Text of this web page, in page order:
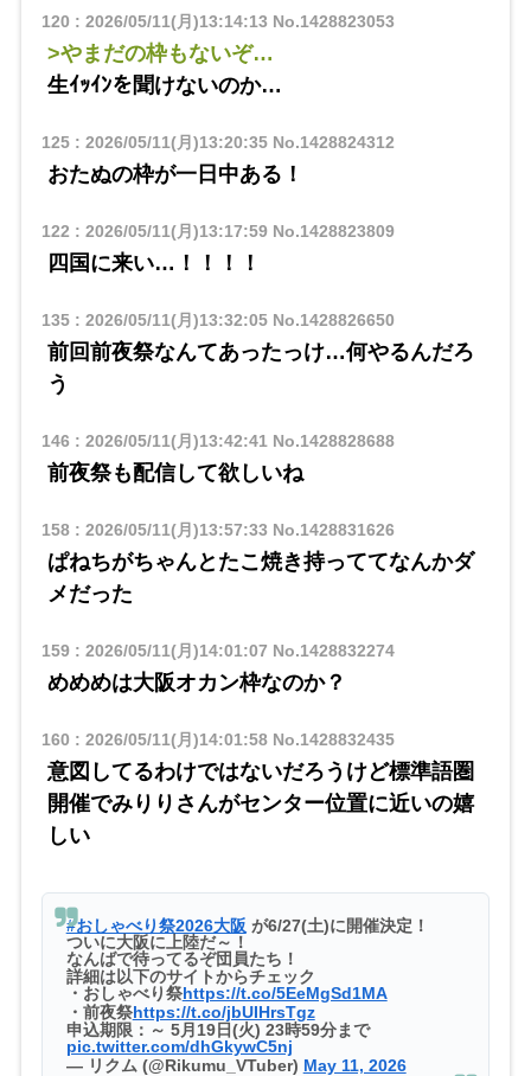
120 : 2026/05/11(月)13:14:13 No.1428823053
>やまだの枠もないぞ…
生ｲｯｲﾝを聞けないのか…
125: 2026/05/11(月)13:20:35No.1428824312
おたぬの枠が一日中ある！
122 : 2026/05/11(月)13:17:59No.1428823809
四国に来い…！！！！
135: 2026/05/11(月)13:32:05No.1428826650
前回前夜祭なんてあったっけ…何やるんだろ
う
146 : 2026/05/11(月)13:42:41 No.1428828688
前夜祭も配信して欲しいね
158: 2026/05/11(月)13:57:33 No.1428831626
ぱねちがちゃんとたこ焼き持っててなんかダ
メだった
159: 2026/05/11(月)14:01:07 No.1428832274
めめめは大阪オカン枠なのか？
160 : 2026/05/11(月)14:01:58No.1428832435
意図してるわけではないだろうけど標準語圏
開催でみりりさんがセンター位置に近いの嬉
しい
#おしゃべり祭2026大阪 が6/27(土)に開催決定！
ついに大阪に上陸だ～！
なんばで待ってるぞ団員たち！
詳細は以下のサイトからチェック
・おしゃべり祭https://t.co/5EeMgSd1MA
・前夜祭https://t.co/jbUIHrsTgz
申込期限：～ 5月19日(火) 23時59分まで
pic.twitter.com/dhGkywC5nj
— リクム (@Rikumu_VTuber) May 11, 2026